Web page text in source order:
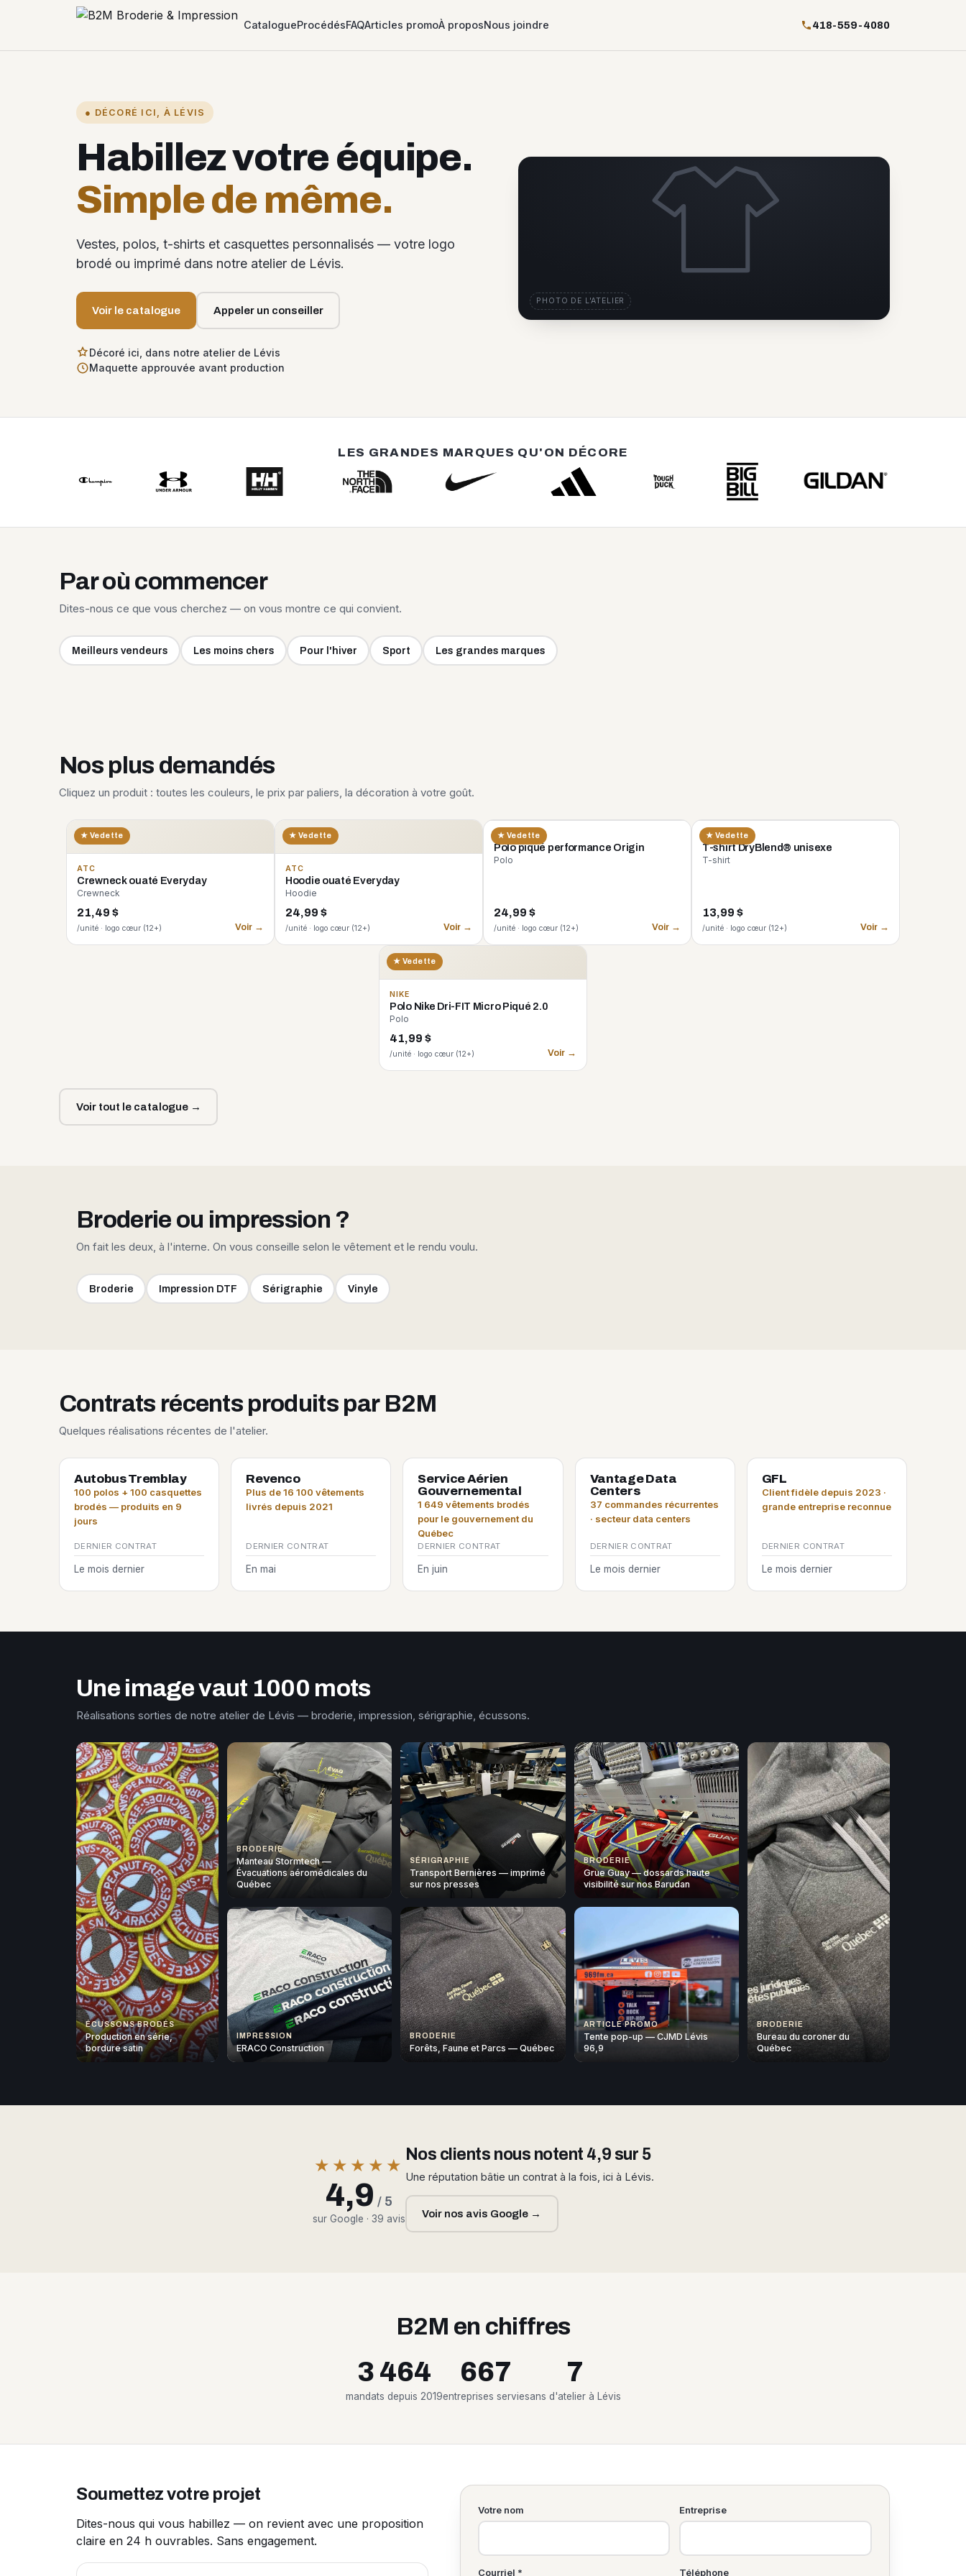
CatalogueProcédésFAQArticles promoÀ proposNous joindre 418-559-4080
● DÉCORÉ ICI, À LÉVIS
Habillez votre équipe.
Simple de même.
Vestes, polos, t-shirts et casquettes personnalisés — votre logo
brodé ou imprimé dans notre atelier de Lévis.
Voir le catalogue Appeler un conseiller
Décoré ici, dans notre atelier de Lévis
Maquette approuvée avant production
PHOTO DE L'ATELIER
LES GRANDES MARQUES QU'ON DÉCORE
Par où commencer
Dites-nous ce que vous cherchez — on vous montre ce qui convient.
Meilleurs vendeurs Les moins chers Pour l'hiver Sport Les grandes marques
Nos plus demandés
Cliquez un produit : toutes les couleurs, le prix par paliers, la décoration à votre goût.
★ Vedette
ATC
Crewneck ouaté Everyday
Crewneck
21,49 $
/unité · logo cœur (12+) Voir →
★ Vedette
ATC
Hoodie ouaté Everyday
Hoodie
24,99 $
/unité · logo cœur (12+) Voir →
★ Vedette
CORE 365
Polo piqué performance Origin
Polo
24,99 $
/unité · logo cœur (12+) Voir →
★ Vedette
GILDAN
T-shirt DryBlend® unisexe
T-shirt
13,99 $
/unité · logo cœur (12+) Voir →
★ Vedette
NIKE
Polo Nike Dri-FIT Micro Piqué 2.0
Polo
41,99 $
/unité · logo cœur (12+) Voir →
Voir tout le catalogue →
Broderie ou impression ?
On fait les deux, à l'interne. On vous conseille selon le vêtement et le rendu voulu.
Broderie Impression DTF Sérigraphie Vinyle
Contrats récents produits par B2M
Quelques réalisations récentes de l'atelier.
Autobus Tremblay
100 polos + 100 casquettes
brodés — produits en 9
jours
DERNIER CONTRAT
Le mois dernier
Revenco
Plus de 16 100 vêtements
livrés depuis 2021
DERNIER CONTRAT
En mai
Service Aérien
Gouvernemental
1 649 vêtements brodés
pour le gouvernement du
Québec
DERNIER CONTRAT
En juin
Vantage Data
Centers
37 commandes récurrentes
· secteur data centers
DERNIER CONTRAT
Le mois dernier
GFL
Client fidèle depuis 2023 ·
grande entreprise reconnue
DERNIER CONTRAT
Le mois dernier
Une image vaut 1000 mots
Réalisations sorties de notre atelier de Lévis — broderie, impression, sérigraphie, écussons.
ÉCUSSONS BRODÉS
Production en série,
bordure satin
BRODERIE
Manteau Stormtech —
Évacuations aéromédicales du
Québec
SÉRIGRAPHIE
Transport Bernières — imprimé
sur nos presses
BRODERIE
Grue Guay — dossards haute
visibilité sur nos Barudan
BRODERIE
Bureau du coroner du
Québec
IMPRESSION
ERACO Construction
BRODERIE
Forêts, Faune et Parcs — Québec
ARTICLE PROMO
Tente pop-up — CJMD Lévis
96,9
★★★★★
4,9 / 5
sur Google · 39 avis
Nos clients nous notent 4,9 sur 5
Une réputation bâtie un contrat à la fois, ici à Lévis.
Voir nos avis Google →
B2M en chiffres
3 464
mandats depuis 2019
667
entreprises servies
7
ans d'atelier à Lévis
Soumettez votre projet
Dites-nous qui vous habillez — on revient avec une proposition
claire en 24 h ouvrables. Sans engagement.
Votre nom Entreprise
Courriel * Téléphone